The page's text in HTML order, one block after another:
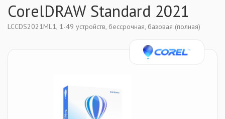
CorelDRAW Standard 2021
LCCDS2021ML1, 1-49 устройств, бессрочная, базовая (полная)